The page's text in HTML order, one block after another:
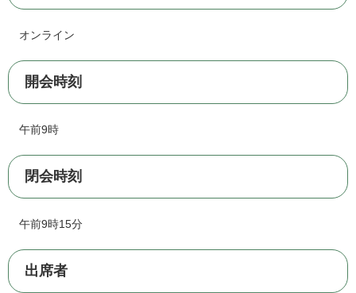
オンライン
開会時刻
午前9時
閉会時刻
午前9時15分
出席者